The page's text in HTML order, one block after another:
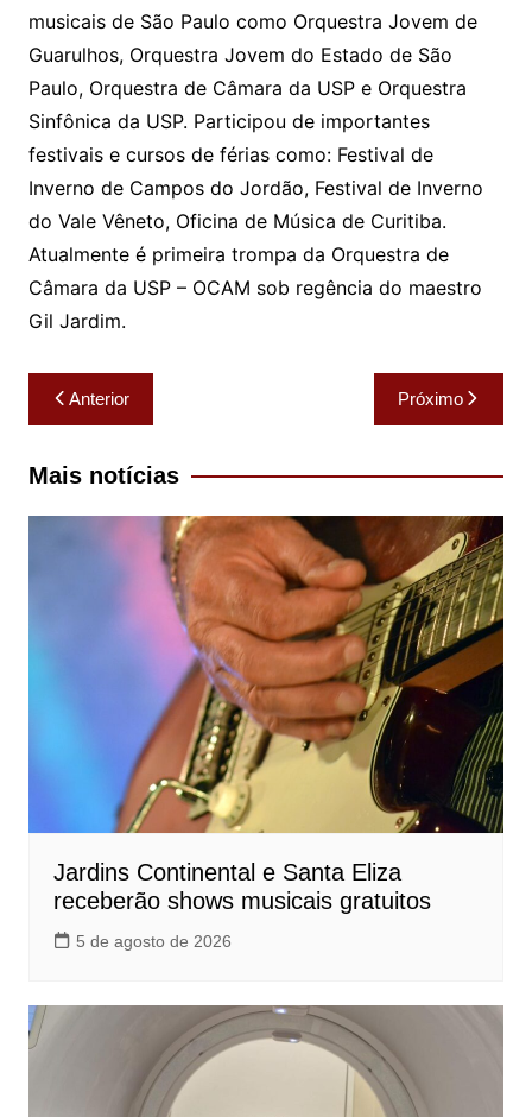
musicais de São Paulo como Orquestra Jovem de
Guarulhos, Orquestra Jovem do Estado de São
Paulo, Orquestra de Câmara da USP e Orquestra
Sinfônica da USP. Participou de importantes
festivais e cursos de férias como: Festival de
Inverno de Campos do Jordão, Festival de Inverno
do Vale Vêneto, Oficina de Música de Curitiba.
Atualmente é primeira trompa da Orquestra de
Câmara da USP – OCAM sob regência do maestro
Gil Jardim.
Navegação
de
Post
Anterior Próximo
Mais notícias
Jardins Continental e Santa Eliza
receberão shows musicais gratuitos
5 de agosto de 2026